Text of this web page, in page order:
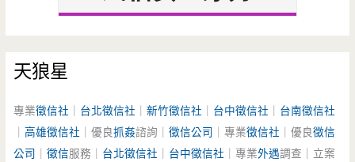
天狼星
專業徵信社 台北徵信社 ｜新竹徵信社 台中徵信社
台南徵信社
｜高雄徵信社 ｜優良抓姦諮詢｜徵信公司 ｜專業徵信社 ｜優良徵信
公司 ｜徵信服務｜ 台北徵信社 台中徵信社 ｜專業外遇調查｜立案